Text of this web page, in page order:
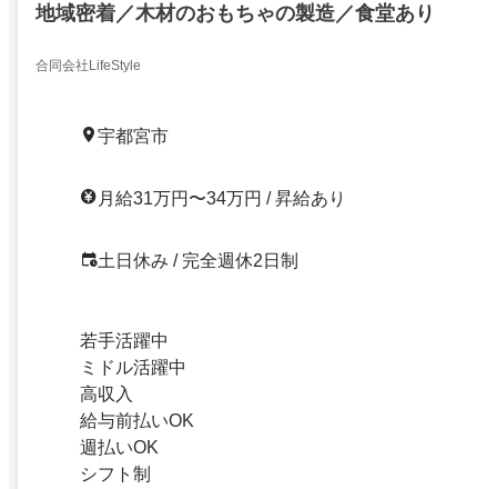
地域密着／木材のおもちゃの製造／食堂あり
合同会社LifeStyle
宇都宮市
月給31万円〜34万円 / 昇給あり
土日休み / 完全週休2日制
若手活躍中
ミドル活躍中
高収入
給与前払いOK
週払いOK
シフト制